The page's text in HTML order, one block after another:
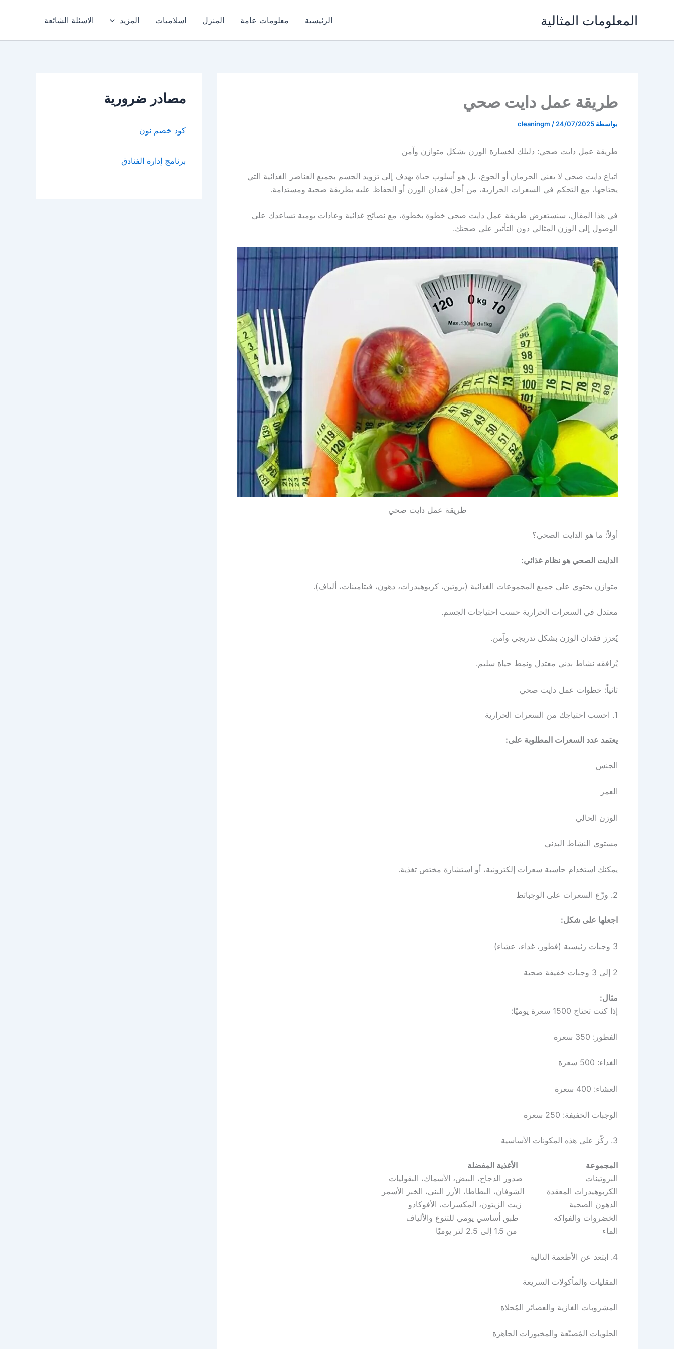
المعلومات المثالية الرئيسية معلومات عامة المنزل اسلاميات المزيد الاسئلة الشائعة
طريقة عمل دايت صحي
بواسطة cleaningm / 24/07/2025
طريقة عمل دايت صحي: دليلك لخسارة الوزن بشكل متوازن وآمن
اتباع دايت صحي لا يعني الحرمان أو الجوع، بل هو أسلوب حياة يهدف إلى تزويد الجسم بجميع العناصر الغذائية التي
يحتاجها، مع التحكم في السعرات الحرارية، من أجل فقدان الوزن أو الحفاظ عليه بطريقة صحية ومستدامة.
في هذا المقال، سنستعرض طريقة عمل دايت صحي خطوة بخطوة، مع نصائح غذائية وعادات يومية تساعدك على
الوصول إلى الوزن المثالي دون التأثير على صحتك.
طريقة عمل دايت صحي
أولاً: ما هو الدايت الصحي؟
الدايت الصحي هو نظام غذائي:
متوازن يحتوي على جميع المجموعات الغذائية (بروتين، كربوهيدرات، دهون، فيتامينات، ألياف).
معتدل في السعرات الحرارية حسب احتياجات الجسم.
يُعزز فقدان الوزن بشكل تدريجي وآمن.
يُرافقه نشاط بدني معتدل ونمط حياة سليم.
ثانياً: خطوات عمل دايت صحي
1. احسب احتياجك من السعرات الحرارية
يعتمد عدد السعرات المطلوبة على:
الجنس
العمر
الوزن الحالي
مستوى النشاط البدني
يمكنك استخدام حاسبة سعرات إلكترونية، أو استشارة مختص تغذية.
2. وزّع السعرات على الوجباتط
اجعلها على شكل:
3 وجبات رئيسية (فطور، غداء، عشاء)
2 إلى 3 وجبات خفيفة صحية
مثال:
إذا كنت تحتاج 1500 سعرة يوميًا:
الفطور: 350 سعرة
الغداء: 500 سعرة
العشاء: 400 سعرة
الوجبات الخفيفة: 250 سعرة
3. ركّز على هذه المكونات الأساسية
المجموعة الأغذية المفضلة
البروتينات صدور الدجاج، البيض، الأسماك، البقوليات
الكربوهيدرات المعقدة الشوفان، البطاطا، الأرز البني، الخبز الأسمر
الدهون الصحية زيت الزيتون، المكسرات، الأفوكادو
الخضروات والفواكه طبق أساسي يومي للتنوع والألياف
الماء من 1.5 إلى 2.5 لتر يوميًا
4. ابتعد عن الأطعمة التالية
المقليات والمأكولات السريعة
المشروبات الغازية والعصائر المُحلاة
الحلويات المُصنّعة والمخبوزات الجاهزة
مصادر ضرورية
كود خصم نون
برنامج إدارة الفنادق